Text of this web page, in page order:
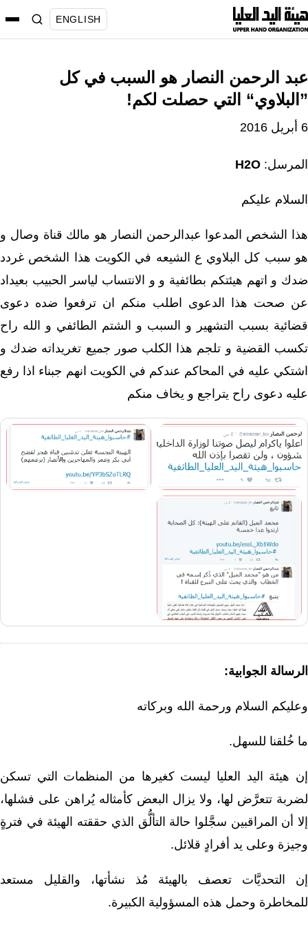
انتقل
إلى
ENGLISH
عبد الرحمن النصار هو السبب في كل
”البلاوي“ التي حصلت لكم!
6 أبريل 2016
المرسل: H2O
السلام عليكم
هذا الشخص المدعوا عبدالرحمن النصار هو مالك قناة وصال و
هو سبب كل البلاوي ع الشيعه في الكويت هذا الشخص غردد
ضدك و اتهم هيئتكم بطائفية و و الانتساب لياسر الحبيب بعيداد
عن صحت هذا الدعوى اطلب منكم ان ترفعوا ضده دعوى
قضائية بسبب التشهير و السبب و الشتم الطائفي و الله راح
تكسب القضية و تلجم هذا الكلب صور جميع تغريداته ضدك و
اشتكي عليه في المحاكم عندكم في الكويت انهم جبناء اذا رفع
عليه دعوى راح يتراجع و يخاف منكم
الرسالة الجوابية:
وعليكم السلام ورحمة الله وبركاته
ما خُلقنا للسهل.
إن هيئة اليد العليا ليست كغيرها من المنظمات التي تسكن
لضربة تتعرَّض لها، ولا يزال البعض كأمثاله يُراهن على فشلها،
إلا أن المراقبين سجَّلوا حالة التألُّق الذي حققته الهيئة في فترةٍ
وجيزة وعلى يد أفرادٍ قلائل.
إن التحديَّات تعصف بالهيئة مُذ نشأتها، والقليل مستعد
للمخاطرة وحمل هذه المسؤولية الكبيرة.